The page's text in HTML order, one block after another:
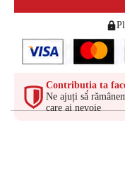
Contribuția ta
Ne ajuți să
care ai nevoie